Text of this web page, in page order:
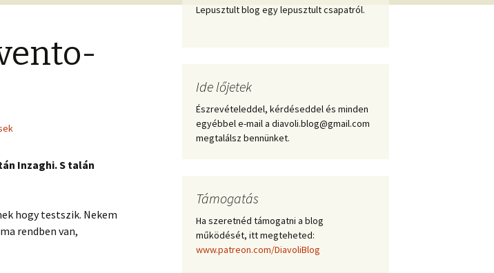
Inzaghi. S talán
hogy testszik. Nekem
rendben van,
Lepusztult blog egy lepusztult csapatról.
Ide lőjetek
Észrevételeddel, kérdéseddel és minden
egyébbel e-mail a diavoli.blog@gmail.com
megtalálsz bennünket.
Támogatás
Ha szeretnéd támogatni a blog
működését, itt megteheted:
www.patreon.com/DiavoliBlog